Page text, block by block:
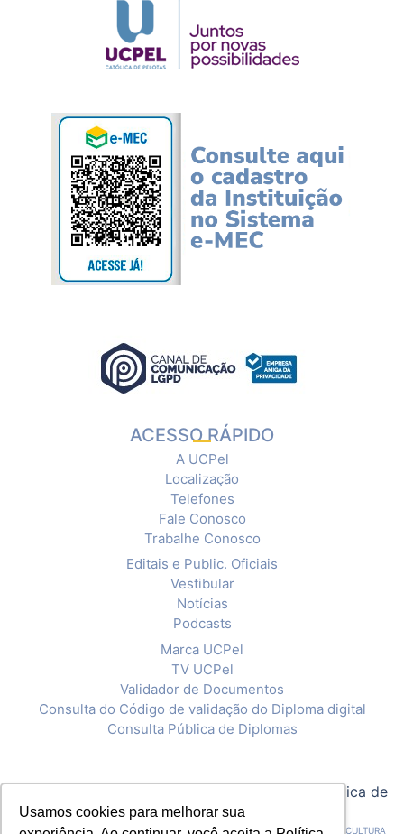
Usamos cookies para melhorar sua
ACESSO RÁPIDO
A UCPel
Localização
Telefones
Fale Conosco
Trabalhe Conosco
Editais e Public. Oficiais
Vestibular
Notícias
Podcasts
Marca UCPel
TV UCPel
Validador de Documentos
Consulta do Código de validação do Diploma digital
Consulta Pública de Diplomas
Política de
Privacidade
CNPJ: 92.238.914/0001-03 - ASSOCIAÇÃO PELOTENSE DE ASSISTÊNCIA E CULTURA